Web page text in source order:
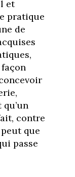
et
pratique
de
contre
que
passe